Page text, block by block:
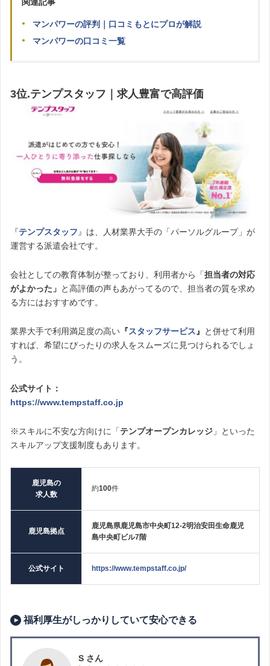
マンパワーの評判｜口コミもとにプロが解説
マンパワーの口コミ一覧
3位.テンプスタッフ｜ 求人豊富で高評価
『テンプスタッフ 』は、人材業界大手の「パーソルグループ」が
運営する派遣会社です。
会社としての教育体制が整っており、利用者から「担当者の対応
がよかった」 と高評価の声もあがってるので、担当者の質を求め
る方にはおすすめです。
業界大手で利用満足度の高い 『スタッフサービス』
と併せて利用
すれば、希望にぴったりの求人をスムーズに見つけられるでしょ
う。
公式サイト：
https://www.tempstaff.co.jp
※スキルに不安な方向けに「テンプオープンカレッジ 」といった
スキルアップ支援制度もあります。
鹿児島の
求人数
約100件
鹿児島拠点
鹿児島県鹿児島市中央町12-2明治安田生命鹿児
島中央町ビル7階
公式サイト https://www.tempstaff.co.jp/
福利厚生がしっかりしていて安心できる
S さん